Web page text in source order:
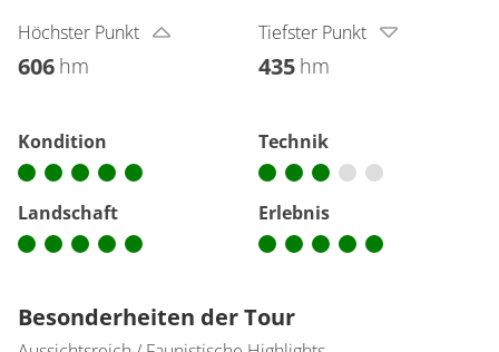
Höchster Punkt
606 hm
Tiefster Punkt
435 hm
Kondition Technik
Landschaft Erlebnis
Besonderheiten der Tour